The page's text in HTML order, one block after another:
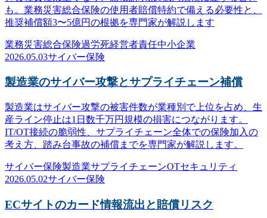
も。業務災害総合保険の使用者賠償特約で備える必要性と、
推奨補償額3〜5億円の根拠を専門家が解説します
業務災害総合保険過労死経営者責任中小企業
2026.05.03サイバー保険
製造業のサイバー攻撃とサプライチェーン補償
製造業はサイバー攻撃の被害件数が業種別で上位を占め、生
産ライン停止は1日数千万円規模の損害につながります。
IT/OT接続の脆弱性、サプライチェーン全体での保険加入の
考え方、踏み台事故の補償までを専門家が解説します。
サイバー保険製造業サプライチェーンOTセキュリティ
2026.05.02サイバー保険
ECサイトのカード情報流出と賠償リスク